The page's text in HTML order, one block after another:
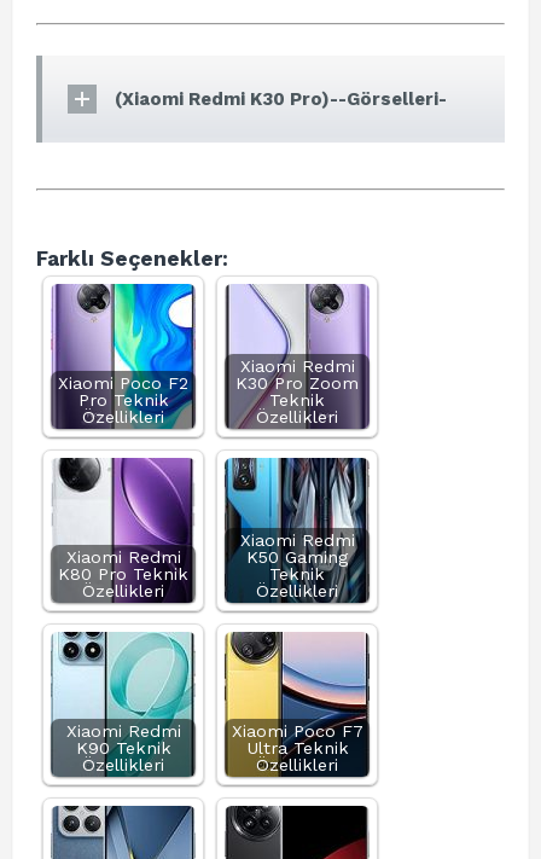
(Xiaomi Redmi K30 Pro)--Görselleri-
Farklı Seçenekler:
Xiaomi Poco F2
Pro Teknik
Özellikleri
Xiaomi Redmi
K30 Pro Zoom
Teknik
Özellikleri
Xiaomi Redmi
K80 Pro Teknik
Özellikleri
Xiaomi Redmi
K50 Gaming
Teknik
Özellikleri
Xiaomi Redmi
K90 Teknik
Özellikleri
Xiaomi Poco F7
Ultra Teknik
Özellikleri